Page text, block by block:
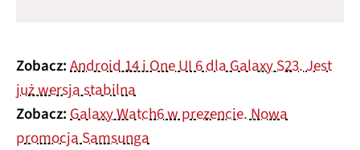
Zobacz:Android 14 i One UI 6 dla Galaxy S23. Jest
już wersja stabilna
Zobacz:Galaxy Watch6 w prezencie. Nowa
promocja Samsunga